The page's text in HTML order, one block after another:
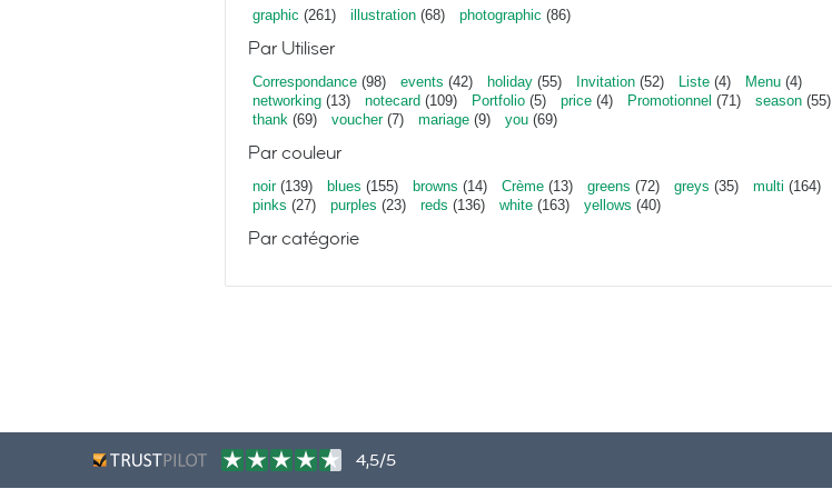
graphic (261) illustration (68) photographic (86)
Par Utiliser
Correspondance (98) events (42) holiday (55) Invitation (52) Liste (4) Menu (4)
networking (13) notecard (109) Portfolio (5) price (4) Promotionnel (71) season (55)
thank (69) voucher(7) mariage (9) you (69)
Par couleur
noir(139) blues (155) browns (14) Crème (13) greens (72) greys (35) multi (164)
pinks (27) purples (23) reds (136) white (163) yellows (40)
Par catégorie
4,5/5